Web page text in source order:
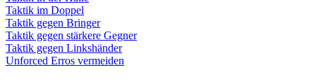
Taktik im Doppel
Taktik gegen Bringer
Taktik gegen stärkere Gegner
Taktik gegen Linkshänder
Unforced Erros vermeiden